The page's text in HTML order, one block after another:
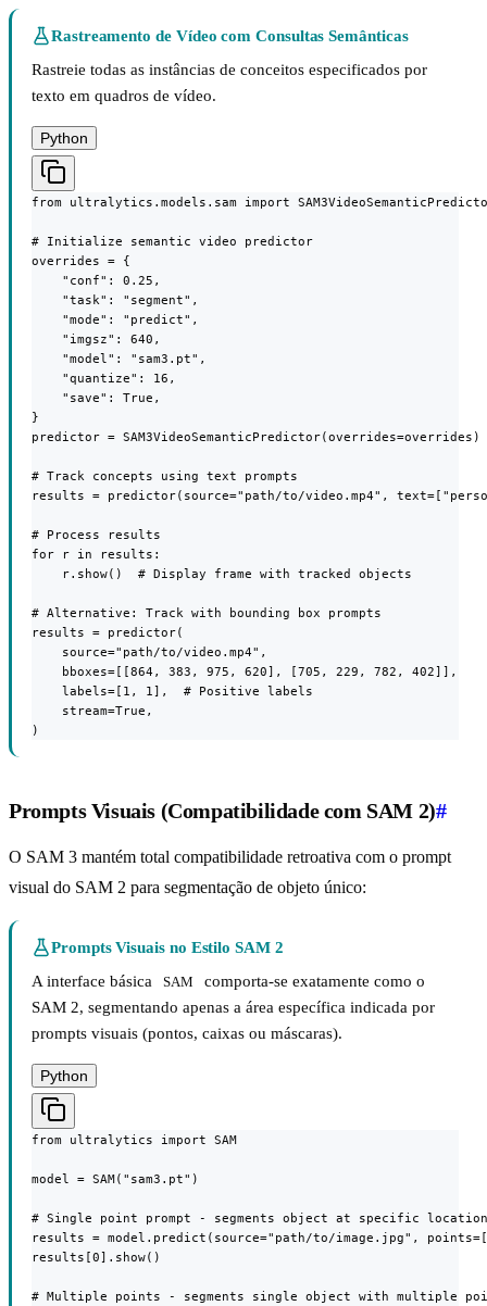
Rastreamento de Vídeo com Consultas Semânticas
Rastreie todas as instâncias de conceitos especificados por
texto em quadros de vídeo.
Python
from ultralytics.models.sam import
# Initialize semantic video predictor
overrides = {
    "conf": 0.25,
    "task": "segment",
    "mode": "predict",
    "imgsz": 640,
    "model": "sam3.pt",
    "quantize": 16,
    "save": True,
}
predictor = SAM3VideoSemanticPredictor(overrides=overrides)
# Track concepts using text prompts
results = predictor(source="path/to/video.mp4",
# Process results
for r in results:
    r.show()  # Display frame with tracked objects
# Alternative: Track with bounding box prompts
results = predictor(
    source="path/to/video.mp4",
    bboxes=[[864, 383, 975, 620], [705, 229, 782, 402]],
    labels=[1, 1],  # Positive labels
    stream=True,
)
Prompts Visuais (Compatibilidade com SAM 2)#
O SAM 3 mantém total compatibilidade retroativa com o prompt
visual do SAM 2 para segmentação de objeto único:
Prompts Visuais no Estilo SAM 2
A interface básica
SAM
comporta-se exatamente como o
SAM 2, segmentando apenas a área específica indicada por
prompts visuais (pontos, caixas ou máscaras).
Python
from ultralytics import SAM
model = SAM("sam3.pt")
# Single point prompt - segments object at specific location
results = model.predict(source="path/to/image.jpg",
results[0].show()
# Multiple points - segments single object with multiple